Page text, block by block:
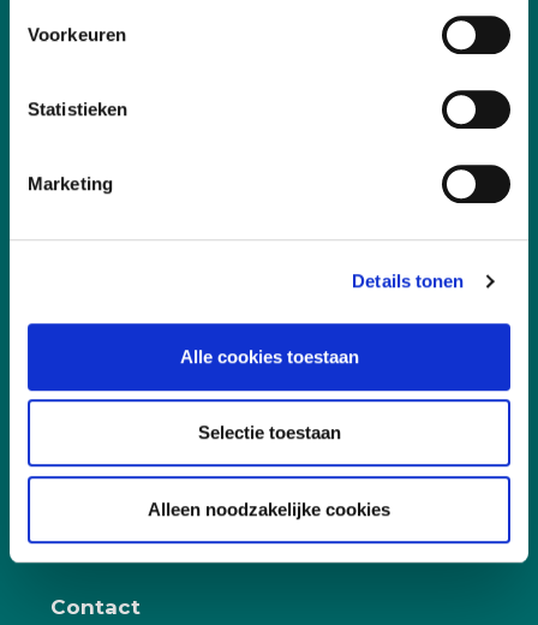
Voorkeuren
Statistieken
Marketing
Details tonen
Alle cookies toestaan
Selectie toestaan
Alleen noodzakelijke cookies
Snel naar
Vacatures
Veelgestelde vragen
Contact